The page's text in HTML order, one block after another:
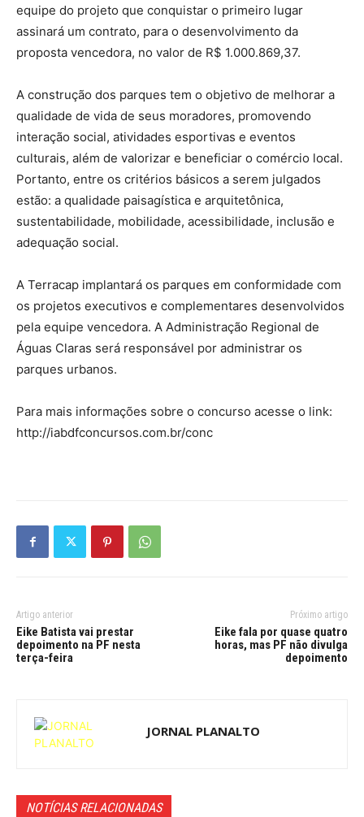
equipe do projeto que conquistar o primeiro lugar
assinará um contrato, para o desenvolvimento da
proposta vencedora, no valor de R$ 1.000.869,37.
A construção dos parques tem o objetivo de melhorar a
qualidade de vida de seus moradores, promovendo
interação social, atividades esportivas e eventos
culturais, além de valorizar e beneficiar o comércio local.
Portanto, entre os critérios básicos a serem julgados
estão: a qualidade paisagística e arquitetônica,
sustentabilidade, mobilidade, acessibilidade, inclusão e
adequação social.
A Terracap implantará os parques em conformidade com
os projetos executivos e complementares desenvolvidos
pela equipe vencedora. A Administração Regional de
Águas Claras será responsável por administrar os
parques urbanos.
Para mais informações sobre o concurso acesse o link:
http://iabdfconcursos.com.br/conc
Artigo anterior
Eike Batista vai prestar
depoimento na PF nesta
terça-feira
Próximo artigo
Eike fala por quase quatro
horas, mas PF não divulga
depoimento
JORNAL PLANALTO
NOTÍCIAS RELACIONADAS